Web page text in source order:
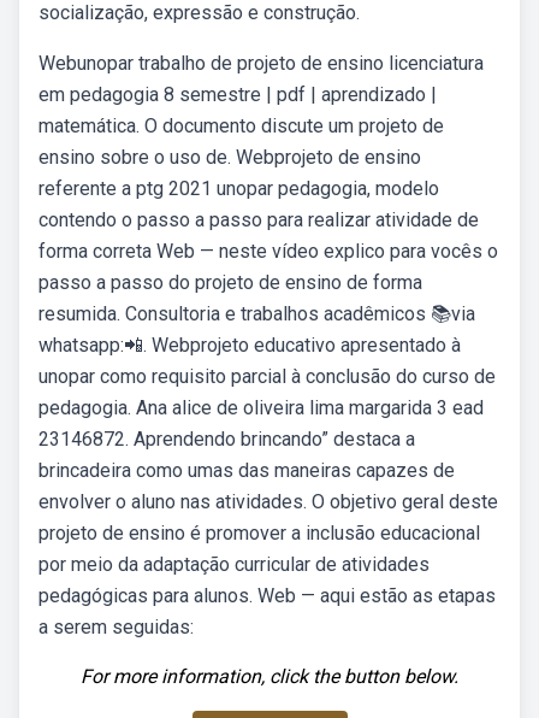
socialização, expressão e construção.
Webunopar trabalho de projeto de ensino licenciatura
em pedagogia 8 semestre | pdf | aprendizado |
matemática. O documento discute um projeto de
ensino sobre o uso de. Webprojeto de ensino
referente a ptg 2021 unopar pedagogia, modelo
contendo o passo a passo para realizar atividade de
forma correta Web — neste vídeo explico para vocês o
passo a passo do projeto de ensino de forma
resumida. Consultoria e trabalhos acadêmicos 📚via
whatsapp:📲. Webprojeto educativo apresentado à
unopar como requisito parcial à conclusão do curso de
pedagogia. Ana alice de oliveira lima margarida 3 ead
23146872. Aprendendo brincando” destaca a
brincadeira como umas das maneiras capazes de
envolver o aluno nas atividades. O objetivo geral deste
projeto de ensino é promover a inclusão educacional
por meio da adaptação curricular de atividades
pedagógicas para alunos. Web — aqui estão as etapas
a serem seguidas:
For more information, click the button below.